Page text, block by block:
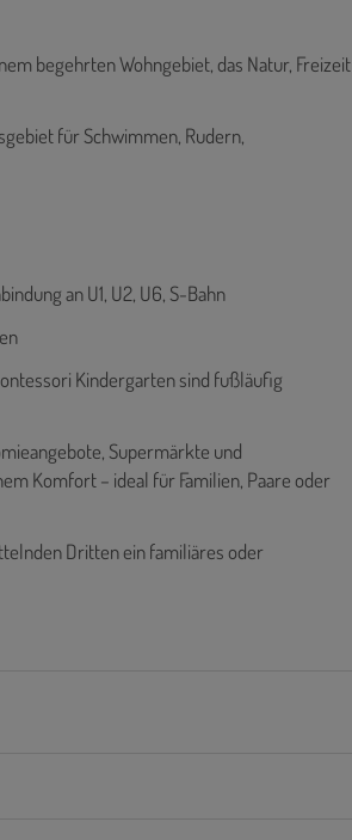
begehrten Wohngebiet, das Natur, Freizeit
für Schwimmen, Rudern,
an U1, U2, U6, S-Bahn
Kindergarten sind fußläufig
Supermärkte und
Komfort – ideal für Familien, Paare oder
Dritten ein familiäres oder